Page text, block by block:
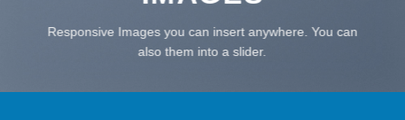
Responsive Images you can insert anywhere. You can
also them into a slider.